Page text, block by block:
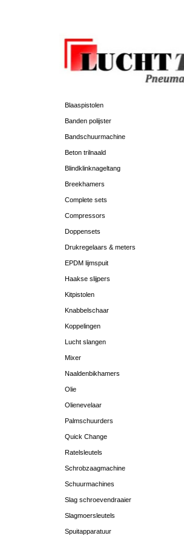
Blaaspistolen
Banden polijster
Bandschuurmachine
Beton trilnaald
Blindklinknageltang
Breekhamers
Complete sets
Compressors
Doppensets
Drukregelaars & meters
EPDM lijmspuit
Haakse slijpers
Kitpistolen
Knabbelschaar
Koppelingen
Lucht slangen
Mixer
Naaldenbikhamers
Olie
Olienevelaar
Palmschuurders
Quick Change
Ratelsleutels
Schrobzaagmachine
Schuurmachines
Slag schroevendraaier
Slagmoersleutels
Spuitapparatuur